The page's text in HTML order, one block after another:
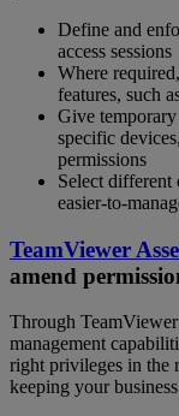
Define and
access sessions
Where
features, such
Give
specific
permissions
Select different
easier-to-
TeamViewer
amend
Through
management
right privileges in the
keeping your